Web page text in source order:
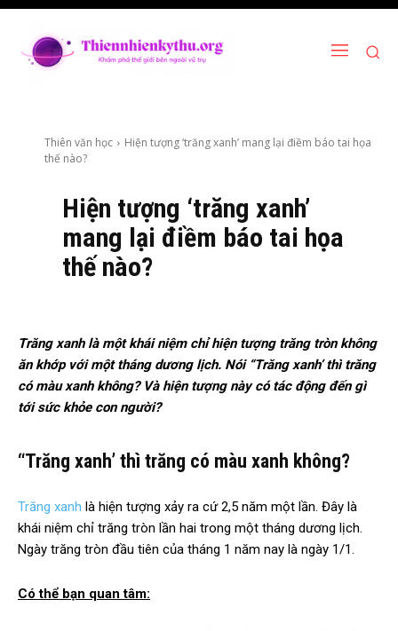
Thiên văn học
Hiện tượng ‘trăng xanh’ mang lại điềm báo tai họa
thế nào?
Hiện tượng ‘trăng xanh’
mang lại điềm báo tai họa
thế nào?
Trăng xanh là một khái niệm chỉ hiện tượng trăng tròn không
ăn khớp với một tháng dương lịch. Nói “Trăng xanh’ thì trăng
có màu xanh không? Và hiện tượng này có tác động đến gì
tới sức khỏe con người?
“Trăng xanh’ thì trăng có màu xanh không?
Trăng xanh là hiện tượng xảy ra cứ 2,5 năm một lần. Đây là
khái niệm chỉ trăng tròn lần hai trong một tháng dương lịch.
Ngày trăng tròn đầu tiên của tháng 1 năm nay là ngày 1/1.
Có thể bạn quan tâm: